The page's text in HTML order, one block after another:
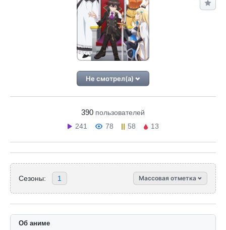
Не смотрел(а)
390 пользователей
241
78 58 13
Сезоны: 1 Массовая отметка
Об аниме